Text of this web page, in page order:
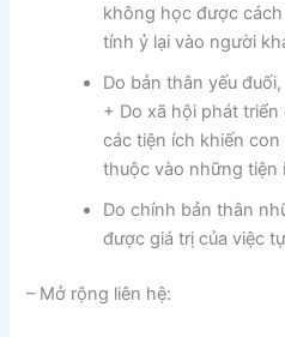
không học được
tính ỷ lại vào người
Do bản thân yếu
+ Do xã hội phát
các tiện ích khiến
thuộc vào những tiện
Do chính bản thân
được giá trị của việc
– Mở rộng liên hệ: